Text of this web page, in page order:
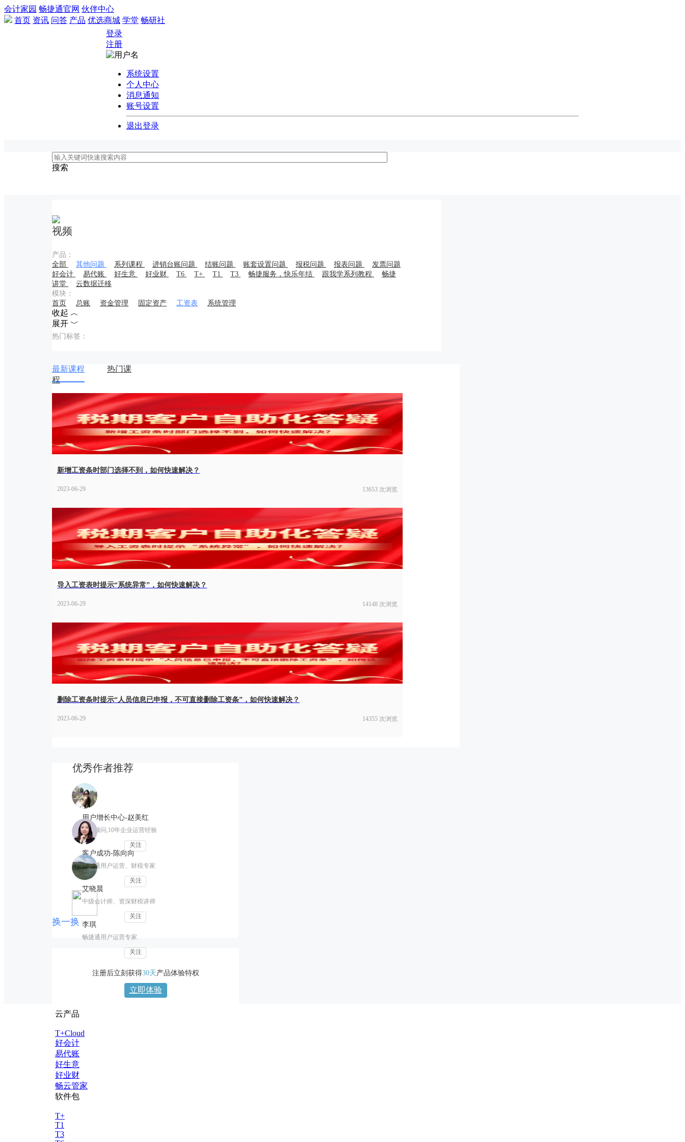
会计家园 畅捷通官网 伙伴中心
首页 资讯 问答 产品 优选商城 学堂 畅研社
登录
注册
系统设置
个人中心
消息通知
账号设置
退出登录
搜索
视频
产品：
全部
其他问题 系列课程 进销台账问题 结账问题 账套设置问题 报税问题 报表问题
发票问题
好会计
易代账 好生意 好业财 T6 T+ T1 T3 畅捷服务，快乐年结 跟我学系列教程
畅捷
讲堂
云数据迁移
模块：
首页
总账 资金管理 固定资产 工资表 系统管理
收起 ︿
展开 ﹀
热门标签：
最新课程
热门课
程
新增工资条时部门选择不到，如何快速解决？
2023-06-29 13653 次浏览
导入工资表时提示“系统异常”，如何快速解决？
2023-06-29 14148 次浏览
删除工资条时提示“人员信息已申报，不可直接删除工资条”，如何快速解决？
2023-06-29 14355 次浏览
优秀作者推荐
用户增长中心-赵美红
行业顾问,10年企业运营经验
关注
客户成功-陈向向
畅捷通用户运营、财税专家
关注
艾晓晨
中级会计师、资深财税讲师
关注
李琪
畅捷通用户运营专家
关注
换一换
注册后立刻获得30天产品体验特权
立即体验
云产品
T+Cloud
好会计
易代账
好生意
好业财
畅云管家
软件包
T+
T1
T3